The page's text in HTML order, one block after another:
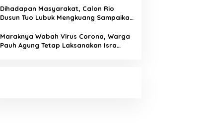
Dihadapan Masyarakat, Calon Rio
Dusun Tuo Lubuk Mengkuang Sampaikan
Maraknya Wabah Virus Corona, Warga
Pauh Agung Tetap Laksanakan Isra